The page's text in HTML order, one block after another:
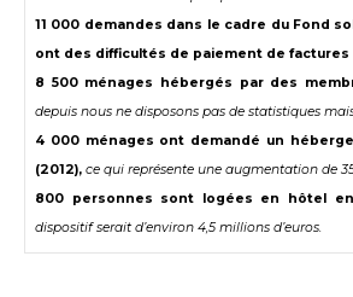
11 000 demandes dans le cadre du Fond
ont des difficultés de paiement de factures
8 500 ménages hébergés par des
depuis nous ne disposons pas de statistiques
4 000 ménages ont demandé un
(2012), ce qui représente une augmentation de
800 personnes sont logées en hôtel en
dispositif serait d’environ 4,5 millions d’euros.